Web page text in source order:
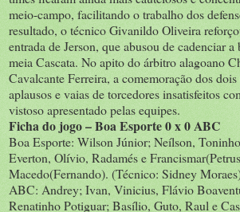
meio-campo, facilitando o trabalho dos
resultado, o técnico Givanildo Oliveira
entrada de Jerson, que abusou de cadenciar
meia Cascata. No apito do árbitro alagoano
Cavalcante Ferreira, a comemoração dos
aplausos e vaias de torcedores insatisfeitos
vistoso apresentado pelas equipes.
Ficha do jogo – Boa Esporte 0 x 0 ABC
Boa Esporte: Wilson Júnior; Neílson,
Everton, Olívio, Radamés e
Macedo(Fernando). (Técnico: Sidney
ABC: Andrey; Ivan, Vinicius, Flávio
Renatinho Potiguar; Basílio, Guto, Raul e